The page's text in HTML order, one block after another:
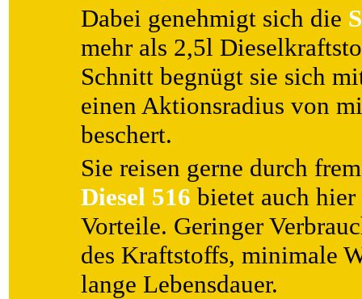
Dabei genehmigt sich die
mehr als 2,5l
Schnitt begnügt sie sich
einen Aktionsradius von
beschert.
Sie reisen gerne durch
Diesel 516 bietet auch
Vorteile. Geringer
des Kraftstoffs, minimale
lange Lebensdauer.